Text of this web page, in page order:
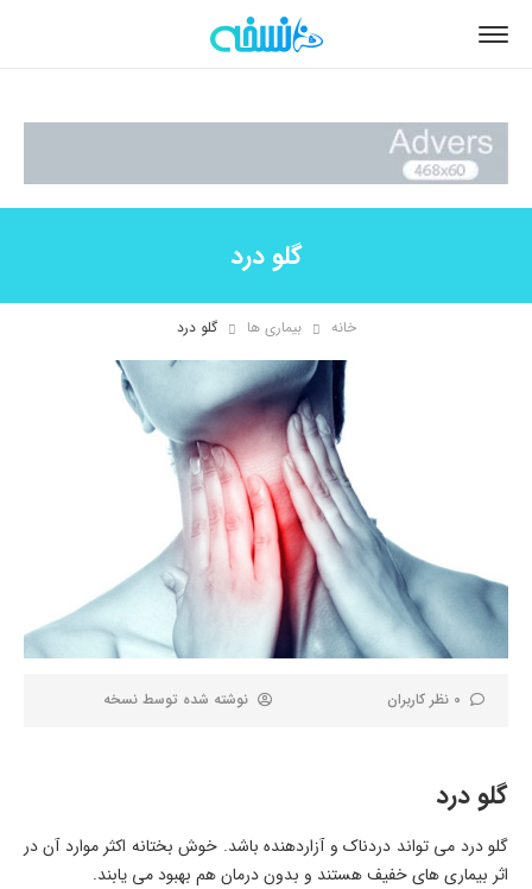
گلو درد
خانه بیماری ها گلو درد
0 نظر کاربران نوشته شده توسط نسخه
گلو درد
گلو درد می تواند دردناک و آزاردهنده باشد. خوش بختانه اکثر موارد آن در
اثر بیماری های خفیف هستند و بدون درمان هم بهبود می یابند.